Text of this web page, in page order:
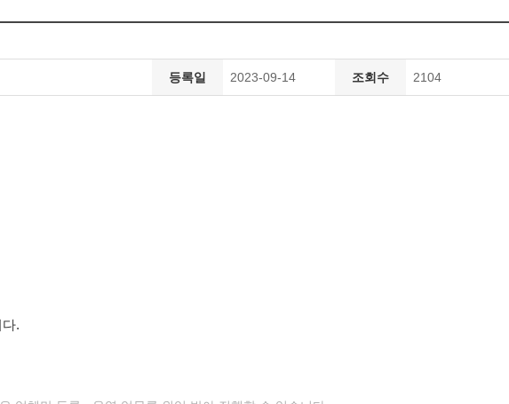
등록일 2023-09-14 조회수 2104
다.